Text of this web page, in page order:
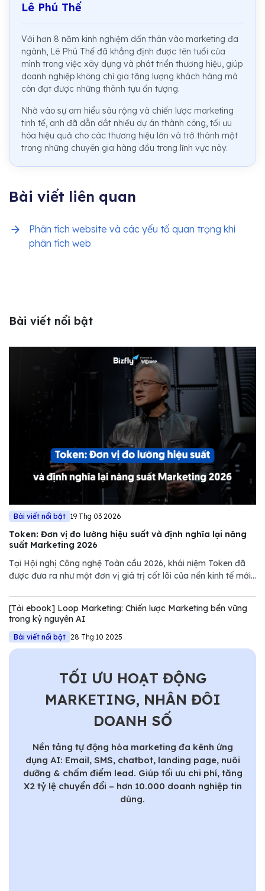
Lê Phú Thế
Với hơn 8 năm kinh nghiệm dấn thân vào marketing đa
ngành, Lê Phú Thế đã khẳng định được tên tuổi của
mình trong việc xây dựng và phát triển thương hiệu, giúp
doanh nghiệp không chỉ gia tăng lượng khách hàng mà
còn đạt được những thành tựu ấn tượng.
Nhờ vào sự am hiểu sâu rộng và chiến lược marketing
tinh tế, anh đã dẫn dắt nhiều dự án thành công, tối ưu
hóa hiệu quả cho các thương hiệu lớn và trở thành một
trong những chuyên gia hàng đầu trong lĩnh vực này.
Bài viết liên quan
Phân tích website và các yếu tố quan trọng khi
phân tích web
Bài viết nổi bật
Bài viết nổi bật 19 Thg 03 2026
Token: Đơn vị đo lường hiệu suất và định nghĩa lại năng
suất Marketing 2026
Tại Hội nghị Công nghệ Toàn cầu 2026, khái niệm Token đã
được đưa ra như một đơn vị giá trị cốt lõi của nền kinh tế mới.
chúng ta sẽ bỏ lỡ một bước ngoặt quan trọng trong quản trị
Marketing.
[Tải ebook] Loop Marketing: Chiến lược Marketing bền vững
trong kỷ nguyên AI
Bài viết nổi bật 28 Thg 10 2025
TỐI ƯU HOẠT ĐỘNG
MARKETING, NHÂN ĐÔI
DOANH SỐ
Nền tảng tự động hóa marketing đa kênh ứng
dụng AI: Email, SMS, chatbot, landing page, nuôi
dưỡng & chấm điểm lead. Giúp tối ưu chi phí, tăng
X2 tỷ lệ chuyển đổi – hơn 10.000 doanh nghiệp tin
dùng.